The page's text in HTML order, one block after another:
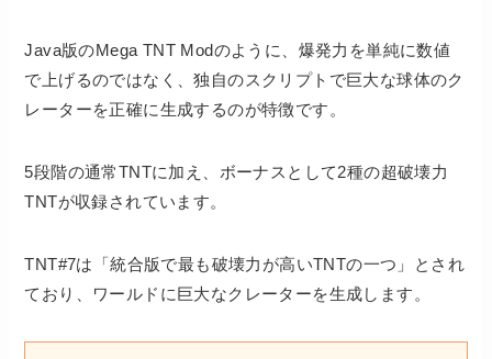
Java版のMega TNT Modのように、爆発力を単純に数値
で上げるのではなく、独自のスクリプトで巨大な球体のク
レーターを正確に生成するのが特徴です。
5段階の通常TNTに加え、ボーナスとして2種の超破壊力
TNTが収録されています。
TNT#7は「統合版で最も破壊力が高いTNTの一つ」とされ
ており、ワールドに巨大なクレーターを生成します。